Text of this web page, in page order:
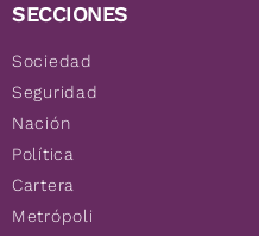
SECCIONES
Sociedad
Seguridad
Nación
Política
Cartera
Metrópoli